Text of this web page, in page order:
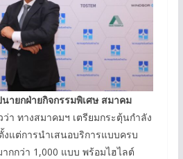
ยกฝ่ายกิจกรรมพิเศษ สมาคม
า ทางสมาคมฯ เตรียมกระตุ้นกำลัง
แต่การนำเสนอบริการแบบครบ
กกว่า 1,000 แบบ พร้อมไฮไลต์